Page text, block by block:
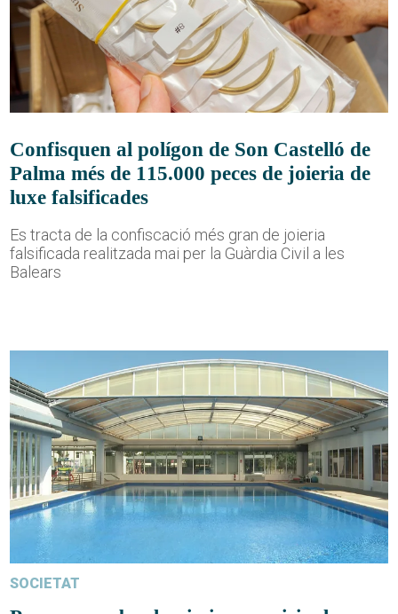
Confisquen al polígon de Son Castelló de
Palma més de 115.000 peces de joieria de
luxe falsificades
Es tracta de la confiscació més gran de joieria
falsificada realitzada mai per la Guàrdia Civil a les
Balears
SOCIETAT